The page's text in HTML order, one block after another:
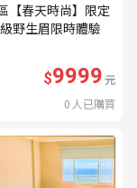
【春天時尚】限定
野生眉限時體驗
補色） (MO)
$9999元
0 人已購買